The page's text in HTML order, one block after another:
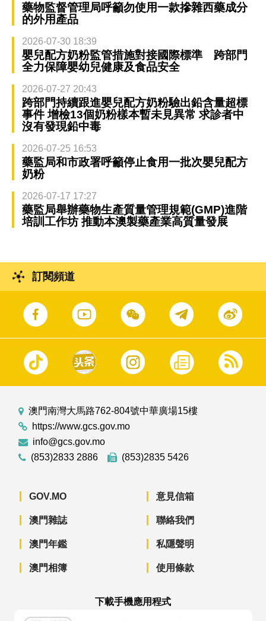
藥物監督管理局呼籲勿使用一款摻雜西藥成分
的外用產品
2026-07-30 18:39
嬰兒配方奶粉監管措施對接國際標準 跨部門
全力保障嬰幼兒健康及食品安全
2026-07-27 20:43
跨部門持續跟進嬰兒配方奶粉驗出鉛含量超標
事件 增檢13個奶粉樣本暫未見異常 求診者中
沒有發現鉛中毒
2026-07-25 16:53
藥監局和市政署呼籲停止食用一批次嬰兒配方
奶粉
2026-07-17 17:27
藥監局舉辦藥物生產質量管理規範(GMP)進階
培訓工作坊 推動本澳製藥產業高質量發展
訂閱頻道
澳門南灣大馬路762-804號中華廣場15樓
https://www.gcs.gov.mo
info@gcs.gov.mo
(853)2833 2886
(853)2835 5426
GOV.MO
澳門雜誌
澳門年鑑
澳門相簿
意見信箱
聯絡我們
私隱聲明
使用條款
下載手機應用程式